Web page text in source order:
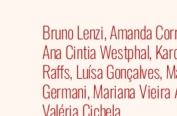
SEARCH
ESPAÑOL
Bruno Lenzi, Amanda
Ana Cintia Westphal,
Raffs, Luísa Gonçalves,
Germani, Mariana Vieira
Valéria Cichela